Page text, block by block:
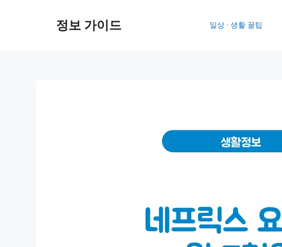
정보 가이드 일상 · 생활 꿀팁